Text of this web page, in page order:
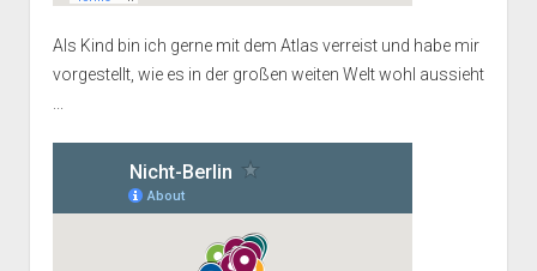
Als Kind bin ich gerne mit dem Atlas verreist und habe mir
vorgestellt, wie es in der großen weiten Welt wohl aussieht